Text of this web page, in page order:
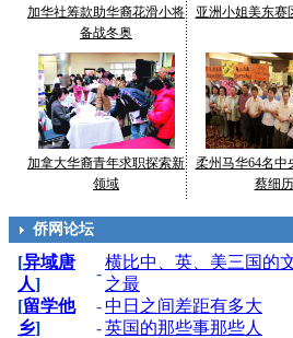
加华社筹款助华裔花滑小将
备战冬奥
亚洲小姐美东赛
加拿大华裔青年求职探索新
领域
柔州马华64名中
蔡细历
侨网论坛
[异域唐
人]
[留学他
乡]
-
横比中、英、美三国的
之最
- 中日之间差距有多大
- 英国的那些事那些人